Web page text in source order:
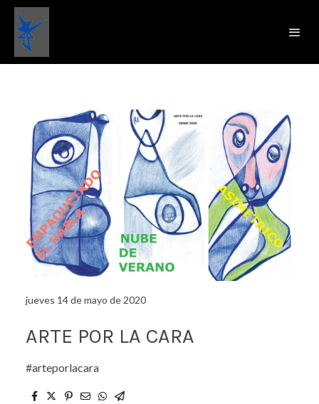
jueves 14 de mayo de 2020
ARTE POR LA CARA
#arteporlacara